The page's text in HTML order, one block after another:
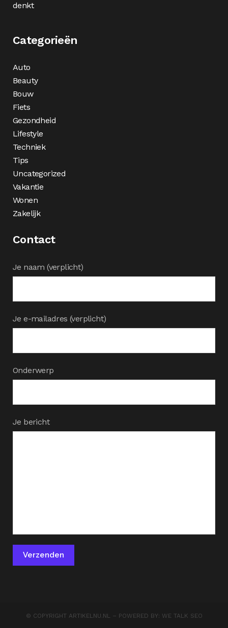
denkt
Categorieën
Auto
Beauty
Bouw
Fiets
Gezondheid
Lifestyle
Techniek
Tips
Uncategorized
Vakantie
Wonen
Zakelijk
Contact
Je naam (verplicht)
Je e-mailadres (verplicht)
Onderwerp
Je bericht
© COPYRIGHT ARTIKELNU.NL – POWERED BY: WE TALK SEO